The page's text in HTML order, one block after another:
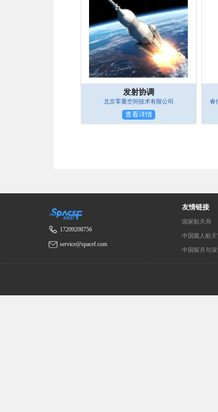
发射协调
北京零重空间技术有限公司
查看详情
睿
17209208756
service@spacef.com
友情链接
国家航天局
中国载人航
中国探月与